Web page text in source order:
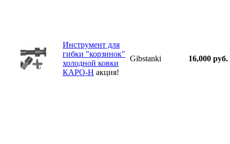
Инструмент для
гибки "корзинок"
холодной ковки
КАРО-Н акция!
Gibstanki 16,000 руб.